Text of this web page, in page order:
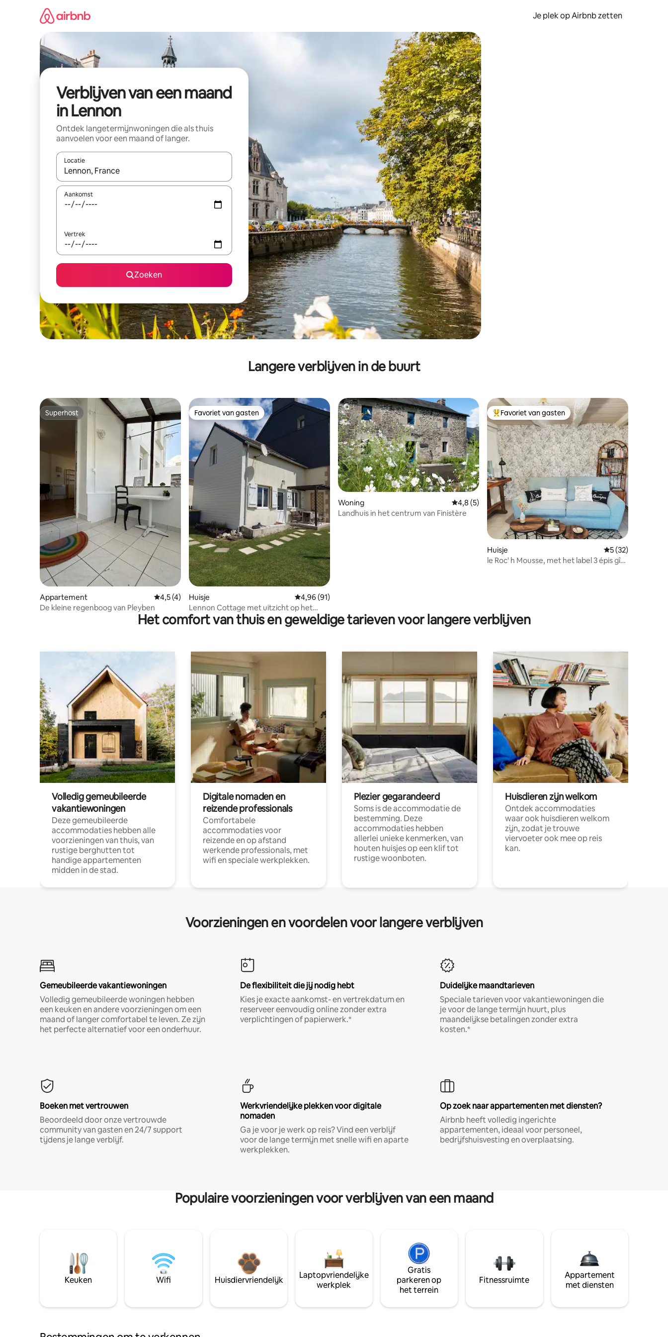
Je plek op Airbnb zetten
Verblijven van een maand
in Lennon
Ontdek langetermijnwoningen die als thuis
aanvoelen voor een maand of langer.
Locatie
Wanneer er resultaten beschikbaar zijn, maak je een keuze met je de pijltjestoetsen omhoog en omlaag, óf door te tikken of swipen.
Aankomst
Vertrek
Zoeken
Langere verblijven in de buurt
Superhost
Superhost
Appartement Gemiddelde beoordeling van 4,5 op 5, 4 recensies
4,5 (4)
De kleine regenboog van Pleyben
Favoriet van gasten
Favoriet van gasten
Huisje Gemiddelde beoordeling van 4,96 op 5, 91 recensies
4,96 (91)
Lennon Cottage met uitzicht op het
platteland
Woning Gemiddelde beoordeling van 4,8 op 5, 5 recensies
4,8 (5)
Landhuis in het centrum van Finistère
Topfavoriet van gasten
Favoriet van gasten
Huisje Gemiddelde
5 (32)
le Roc' h Mousse, met het label 3 épis gîte
Het comfort van thuis en geweldige tarieven voor langere verblijven
Volledig gemeubileerde
vakantiewoningen
Deze gemeubileerde
accommodaties hebben alle
voorzieningen van thuis, van
rustige berghutten tot
handige appartementen
midden in de stad.
Digitale nomaden en
reizende professionals
Comfortabele
accommodaties voor
reizende en op afstand
werkende professionals, met
wifi en speciale werkplekken.
Plezier gegarandeerd
Soms is de accommodatie de
bestemming. Deze
accommodaties hebben
allerlei unieke kenmerken, van
houten huisjes op een klif tot
rustige woonboten.
Huisdieren zijn welkom
Ontdek accommodaties
waar ook huisdieren welkom
zijn, zodat je trouwe
viervoeter ook mee op reis
kan.
Voorzieningen en voordelen voor langere verblijven
Gemeubileerde vakantiewoningen
Volledig gemeubileerde woningen hebben
een keuken en andere voorzieningen om een
maand of langer comfortabel te leven. Ze zijn
het perfecte alternatief voor een onderhuur.
De flexibiliteit die jij nodig hebt
Kies je exacte aankomst- en vertrekdatum en
reserveer eenvoudig online zonder extra
verplichtingen of papierwerk.*
Duidelijke maandtarieven
Speciale tarieven voor vakantiewoningen die
je voor de lange termijn huurt, plus
maandelijkse betalingen zonder extra
kosten.*
Boeken met vertrouwen
Beoordeeld door onze vertrouwde
community van gasten en 24/7 support
tijdens je lange verblijf.
Werkvriendelijke plekken voor digitale
nomaden
Ga je voor je werk op reis? Vind een verblijf
voor de lange termijn met snelle wifi en aparte
werkplekken.
Op zoek naar appartementen met diensten?
Airbnb heeft volledig ingerichte
appartementen, ideaal voor personeel,
bedrijfshuisvesting en overplaatsing.
Populaire voorzieningen voor verblijven van een maand
Keuken Wifi Huisdiervriendelijk
Laptopvriendelijke
werkplek
Gratis
parkeren op
het terrein
Fitnessruimte
Appartement
met diensten